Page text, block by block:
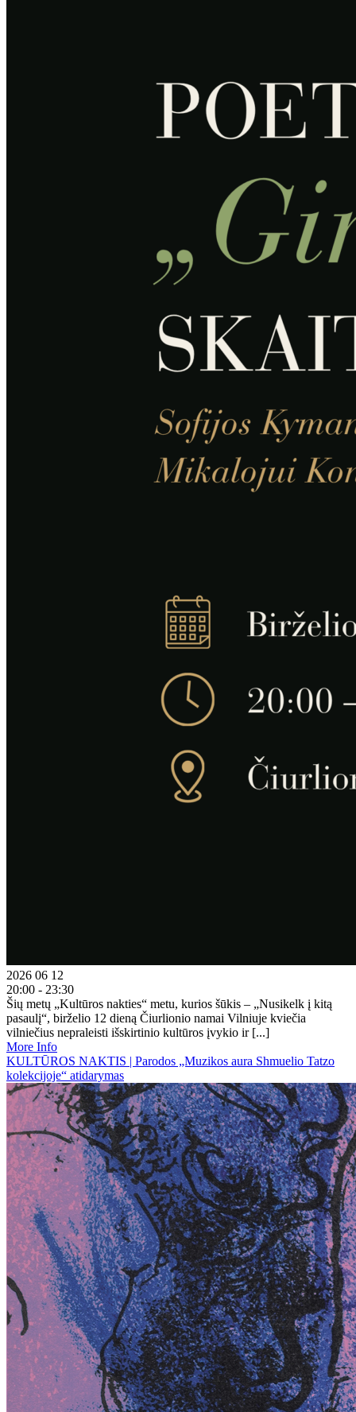
2026 06 12
20:00 - 23:30
Šių metų „Kultūros nakties“ metu, kurios šūkis – „Nusikelk į kitą
pasaulį“, birželio 12 dieną Čiurlionio namai Vilniuje kviečia
vilniečius nepraleisti išskirtinio kultūros įvykio ir [...]
More Info
KULTŪROS NAKTIS | Parodos „Muzikos aura Shmuelio Tatzo
kolekcijoje“ atidarymas